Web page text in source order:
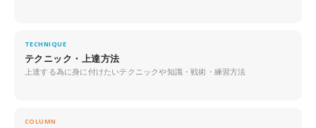
TECHNIQUE
テクニック・上達方法
上達する為に身に付けたいテクニックや知識・戦術・練習方法
COLUMN